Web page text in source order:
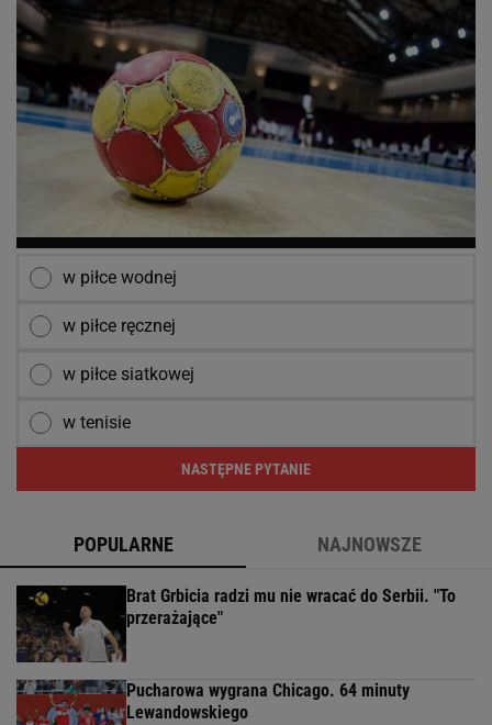
w piłce wodnej
w piłce ręcznej
w piłce siatkowej
w tenisie
NASTĘPNE PYTANIE
POPULARNE NAJNOWSZE
Brat Grbicia radzi mu nie wracać do Serbii. "To
przerażające"
Pucharowa wygrana Chicago. 64 minuty
Lewandowskiego